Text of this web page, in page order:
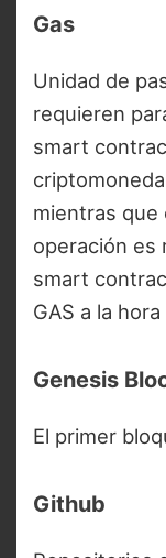
Gas
Unidad de
requieren
smart
mientras que
operación es
smart
GAS a la
Genesis
El primer
Github